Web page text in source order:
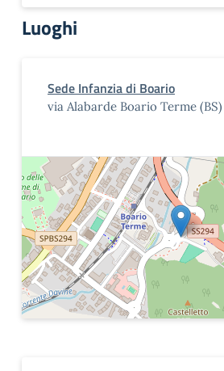
Luoghi
Sede Infanzia di Boario
via Alabarde Boario Terme (BS)